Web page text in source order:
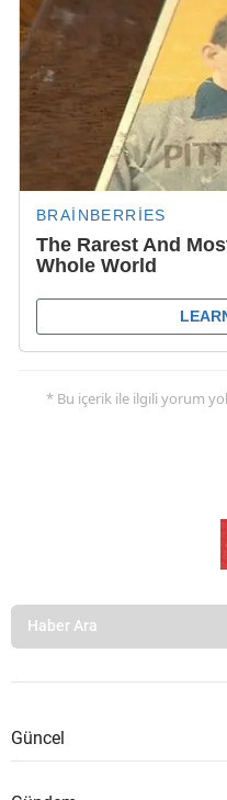
* Bu içerik ile ilgili yorum
Güncel